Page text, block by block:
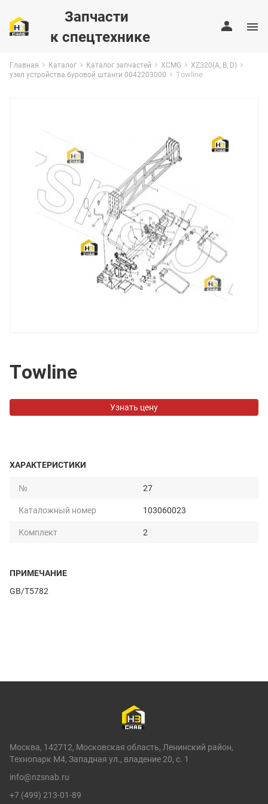
Запчасти
к спецтехнике
Главная Каталог Каталог запчастей XCMG
XZ320(A, B, D)
узел устройства буровой штанги 0042203000
Towline
Towline
Узнать цену
ХАРАКТЕРИСТИКИ
№
27
Каталожный номер
103060023
Комплект
2
ПРИМЕЧАНИЕ
GB/T5782
Москва, 142712, Московская область, Ленинский район,
Технопарк М4, Западная ул., владение 20, с. 1
info@nzsnab.ru
+7 (499) 213-01-89